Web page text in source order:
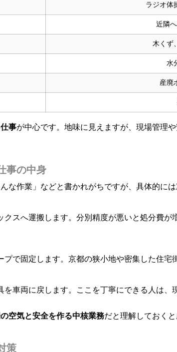
ラジオ体
近隣
木くず
水
産廃
事が中心です。地味に見えますが、現場管理
事の中身
作業」などと書かれがちですが、具体的には
スへ運搬します。分別精度が悪いと処分費
で固定します。京都の狭小地や密集した住宅
車両に戻します。ここを丁寧にできる人は
空気と安全を作る中核業務だと理解しておく
策